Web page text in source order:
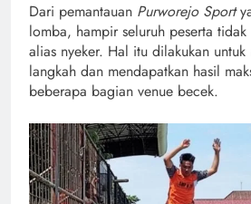
Dari pemantauan Purworejo Sport
lomba, hampir seluruh peserta tidak
alias nyeker. Hal itu dilakukan untuk
langkah dan mendapatkan hasil
beberapa bagian venue becek.